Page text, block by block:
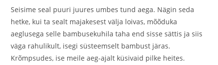
Seisime seal puuri juures umbes tund aega. Nägin seda
hetke, kui ta sealt majakesest välja loivas, mõõduka
aeglusega selle bambusekuhila taha end sisse sättis ja siis
väga rahulikult, isegi süsteemselt bambust järas.
Krõmpsudes, ise meile aeg-ajalt küsivaid pilke heites.